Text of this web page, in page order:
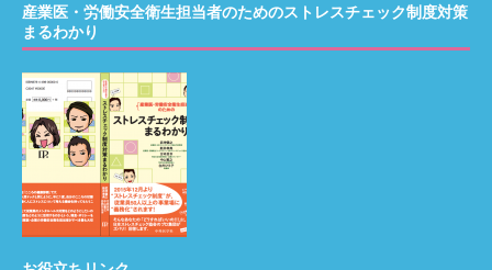
産業医・労働安全衛生担当者のためのストレスチェック制度対策
まるわかり